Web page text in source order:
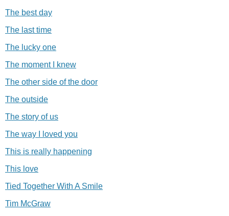
The best day
The last time
The lucky one
The moment I knew
The other side of the door
The outside
The story of us
The way I loved you
This is really happening
This love
Tied Together With A Smile
Tim McGraw